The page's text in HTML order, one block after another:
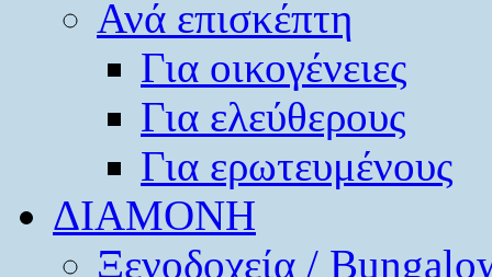
Ανά επισκέπτη
Για οικογένειες
Για ελεύθερους
Για ερωτευμένους
ΔΙΑΜΟΝΗ
Ξενοδοχεία /